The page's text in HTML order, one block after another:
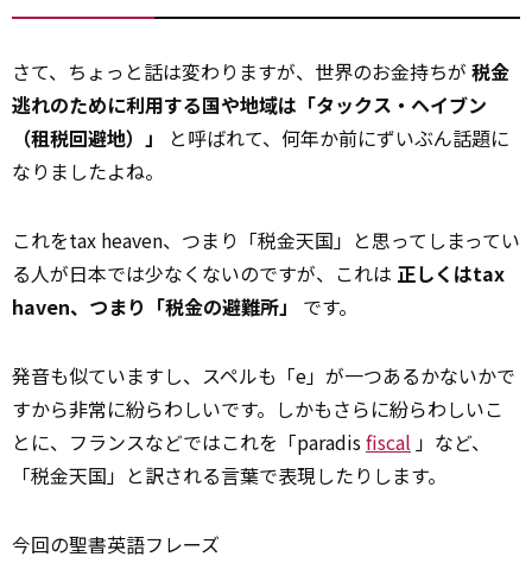
さて、ちょっと話は変わりますが、世界のお金持ちが 税金
逃れのために利用する国や地域は「タックス・ヘイブン
（租税回避地）」
と呼ばれて、何年か前にずいぶん話題に
なりましたよね。
これをtax heaven、つまり「税金天国」と思ってしまってい
る人が日本では少なくないのですが、これは 正しくはtax
haven、つまり「税金の避難所」
です。
発音も似ていますし、スペルも「e」が一つあるかないかで
すから非常に紛らわしいです。しかもさらに紛らわしいこ
とに、フランスなどではこれを「paradisfiscal 」など、
「税金天国」と訳される言葉で表現したりします。
今回の聖書英語フレーズ